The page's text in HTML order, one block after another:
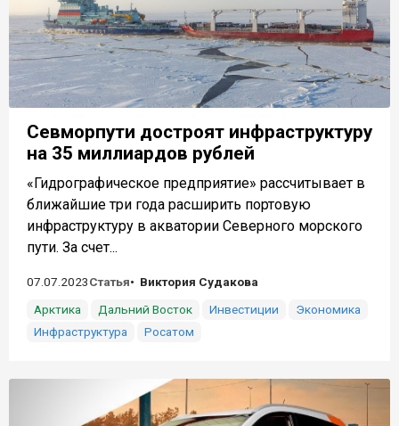
Севморпути достроят инфраструктуру
на 35 миллиардов рублей
«Гидрографическое предприятие» рассчитывает в
ближайшие три года расширить портовую
инфраструктуру в акватории Северного морского
пути. За счет...
07.07.2023Статья
Виктория Судакова
Арктика
Дальний Восток Инвестиции
Экономика
Инфраструктура
Росатом